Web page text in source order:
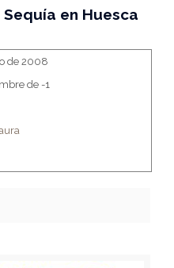
en Huesca
de 2008
de -1